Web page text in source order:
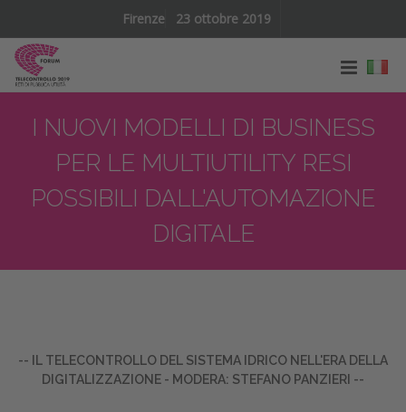
Firenze 23 ottobre 2019
I NUOVI MODELLI DI BUSINESS
PER LE MULTIUTILITY RESI
POSSIBILI DALL'AUTOMAZIONE
DIGITALE
-- IL TELECONTROLLO DEL SISTEMA IDRICO NELL'ERA DELLA
DIGITALIZZAZIONE - MODERA: STEFANO PANZIERI --